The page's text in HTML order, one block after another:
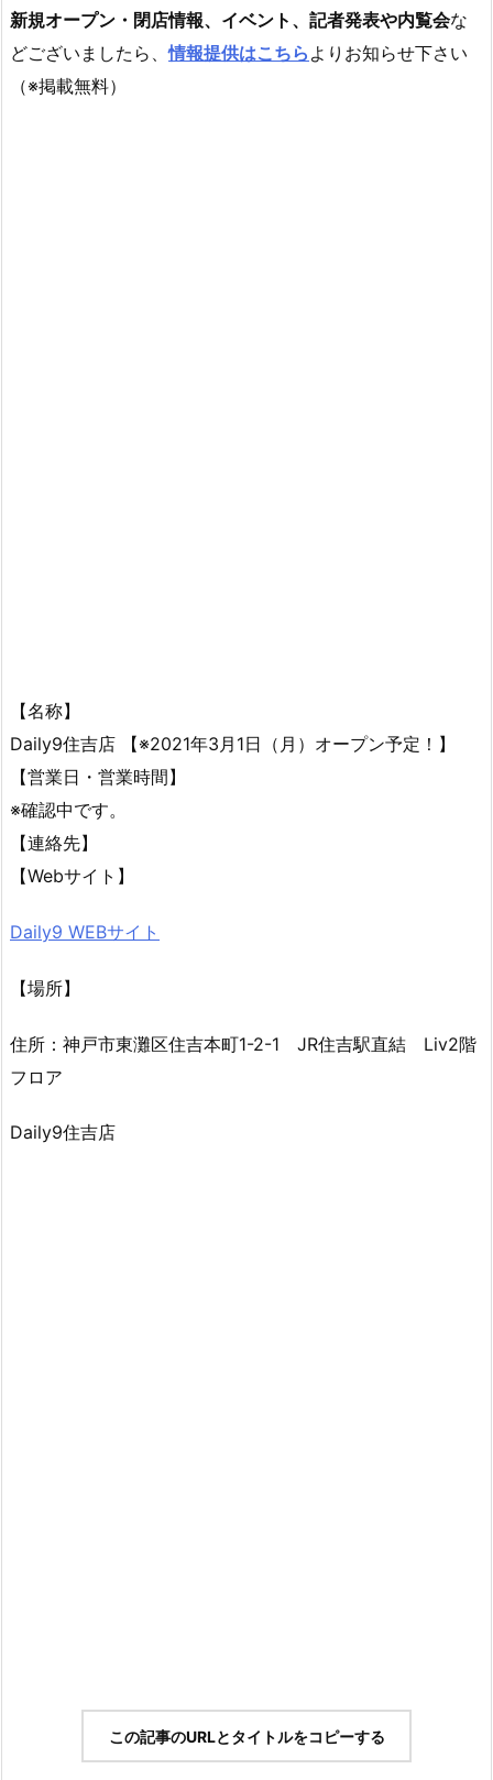
新規オープン・閉店情報、イベント、記者発表や内覧会な
どございましたら、情報提供はこちら よりお知らせ下さい
（※掲載無料）
【名称】
Daily9住吉店 【※2021年3月1日（月）オープン予定！】
【営業日・営業時間】
※確認中です。
【連絡先】
【Webサイト】
Daily9 WEBサイト
【場所】
住所：神戸市東灘区住吉本町1-2-1 JR住吉駅直結 Liv2階
フロア
Daily9住吉店
この記事のURLとタイトルをコピーする